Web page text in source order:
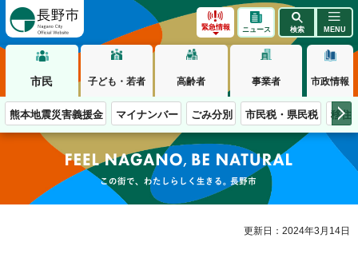
緊急情報 ニュース 検索 MENU
市民 子ども・若者 高齢者 事業者 市政情報
熊本地震災害義援金 マイナンバー ごみ分別 市民税・県民税 移住
この街で、わたしらしく生きる。長野市
更新日：2024年3月14日